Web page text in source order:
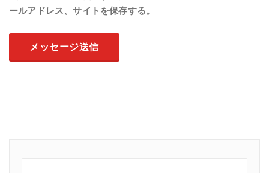
ールアドレス、サイトを保存する。